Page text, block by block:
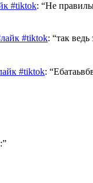
#tiktok: “Не
#tiktok: “так
#tiktok: “
”